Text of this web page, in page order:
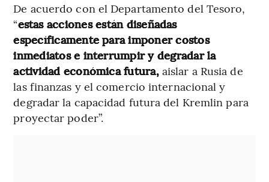
De acuerdo con el Departamento del Tesoro,
“estas acciones están diseñadas
específicamente para imponer costos
inmediatos e interrumpir y degradar la
actividad económica futura,aislar a Rusia de
las finanzas y el comercio internacional y
degradar la capacidad futura del Kremlin para
proyectar poder”.